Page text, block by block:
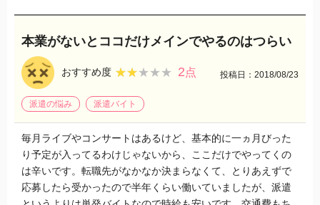
本業がないとココだけメインでやるのはつらい
おすすめ度 ★★★★★
★★★★★ 2点 投稿日：2018/08/23
派遣の悩み 派遣バイト
毎月ライブやコンサートはあるけど、基本的に一ヵ月びった
り予定が入ってるわけじゃないから、ここだけでやってくの
は辛いです。転職先がなかなか決まらなくて、とりあえずで
応募したら受かったので半年くらい働いていましたが、派遣